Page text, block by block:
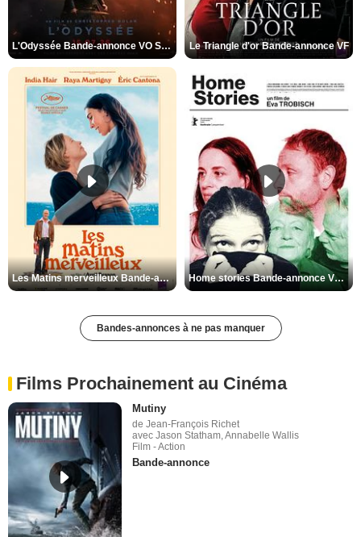
L'Odyssée Bande-annonce VO STFR Le Triangle d'or Bande-annonce VF
Les Matins merveilleux Bande-annonce VF Home stories Bande-annonce VO STFR
Bandes-annonces à ne pas manquer
Films Prochainement au Cinéma
Mutiny
de Jean-François Richet
avec Jason Statham, Annabelle Wallis
Film - Action
Bande-annonce